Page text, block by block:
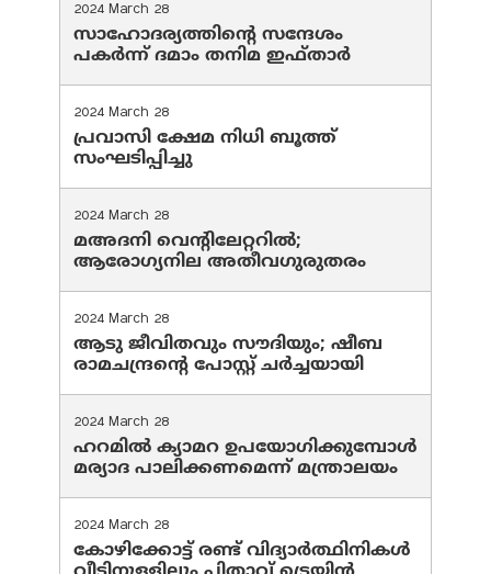
2024 March 28
സാഹോദര്യത്തിന്റെ സന്ദേശം
പകർന്ന് ദമാം തനിമ ഇഫ്‌താർ
2024 March 28
പ്രവാസി ക്ഷേമ നിധി ബൂത്ത്
സംഘടിപ്പിച്ചു
2024 March 28
മഅദനി വെന്റിലേറ്ററിൽ;
ആരോഗ്യനില അതീവഗുരുതരം
2024 March 28
ആടു ജീവിതവും സൗദിയും; ഷീബ
രാമചന്ദ്രന്റെ പോസ്റ്റ് ചര്‍ച്ചയായി
2024 March 28
ഹറമില്‍ ക്യാമറ ഉപയോഗിക്കുമ്പോള്‍
മര്യാദ പാലിക്കണമെന്ന് മന്ത്രാലയം
2024 March 28
കോഴിക്കോട്ട് രണ്ട് വിദ്യാർത്ഥിനികൾ